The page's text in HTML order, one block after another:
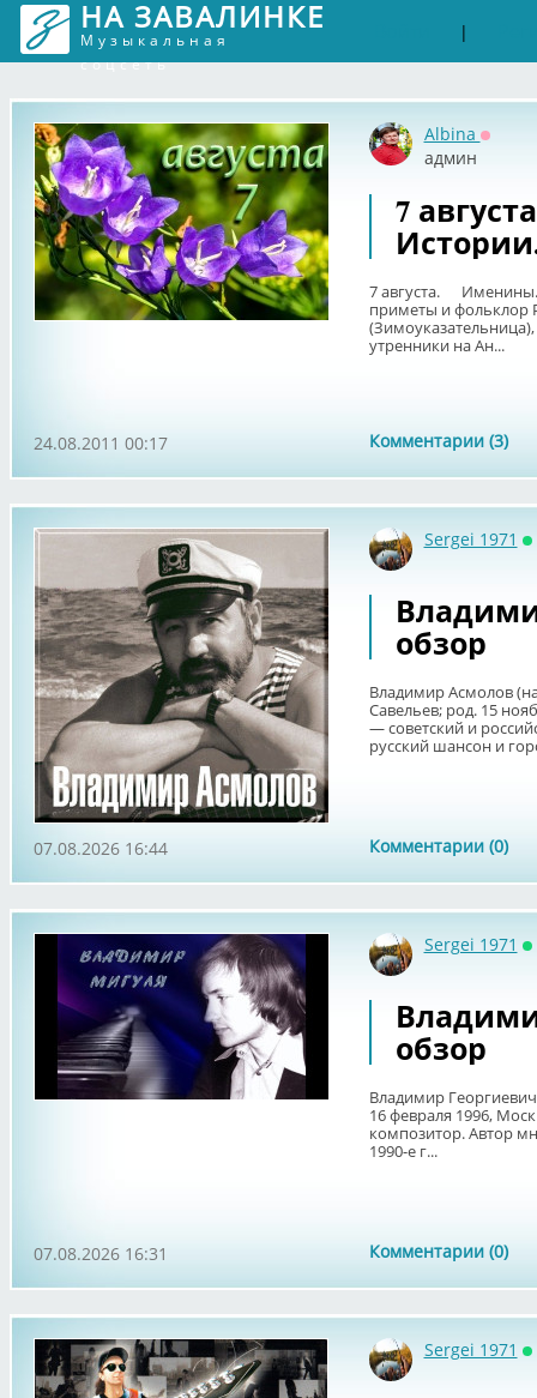
НА ЗАВАЛИНКЕ
Музыкальная
соцсеть
|
Albina
админ
7
7 августа.
приметы и фольклор
утренники на Ан...
Комментарии (3)
24.08.2011 00:17
Sergei 1971
обзор
Владимир Асмолов
Савельев; род. 15
— советский и
русский шансон и
Комментарии (0)
07.08.2026 16:44
Sergei 1971
обзор
Владимир
16 февраля 1996,
композитор. Автор
1990-е г...
Комментарии (0)
07.08.2026 16:31
Sergei 1971